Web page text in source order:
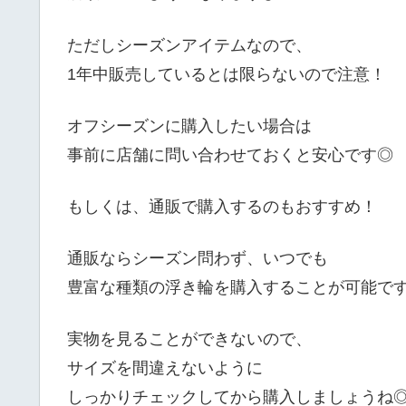
ただしシーズンアイテムなので、
1年中販売しているとは限らないので注意！
オフシーズンに購入したい場合は
事前に店舗に問い合わせておくと安心です◎
もしくは、通販で購入するのもおすすめ！
通販ならシーズン問わず、いつでも
豊富な種類の浮き輪を購入することが可能で
実物を見ることができないので、
サイズを間違えないように
しっかりチェックしてから購入しましょうね